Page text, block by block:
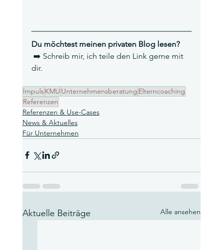
Du möchtest meinen privaten Blog lesen?
dir.
ImpulsKMU Unternehmensberatung Elterncoaching
Referenzen
Referenzen & Use-Cases
News & Aktuelles
Für Unternehmen
Aktuelle Beiträge Alle ansehen